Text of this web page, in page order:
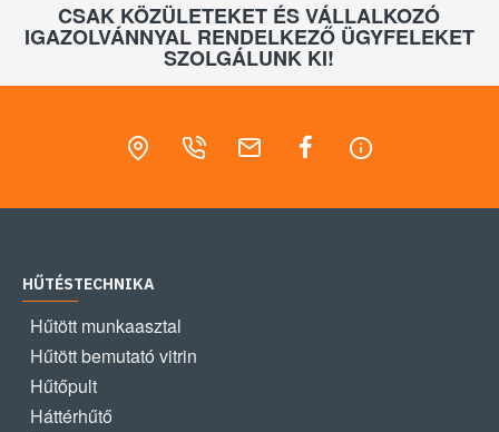
CSAK KÖZÜLETEKET ÉS VÁLLALKOZÓ
IGAZOLVÁNNYAL RENDELKEZŐ ÜGYFELEKET
SZOLGÁLUNK KI!
HŰTÉSTECHNIKA
Hűtött munkaasztal
Hűtött bemutató vitrin
Hűtőpult
Háttérhűtő